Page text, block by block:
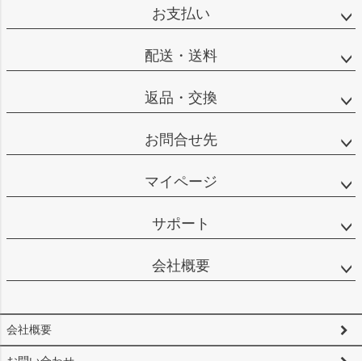
お支払い
配送・送料
返品・交換
お問合せ先
マイページ
サポート
会社概要
会社概要